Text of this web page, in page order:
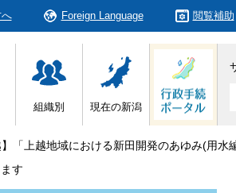
Foreign Language 閲覧補助
組織別 現在の新潟
】「上越地域における新田開発のあゆみ(用
す